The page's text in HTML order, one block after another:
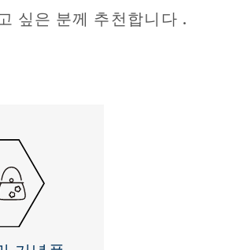
싶은 분께 추천합니다 .